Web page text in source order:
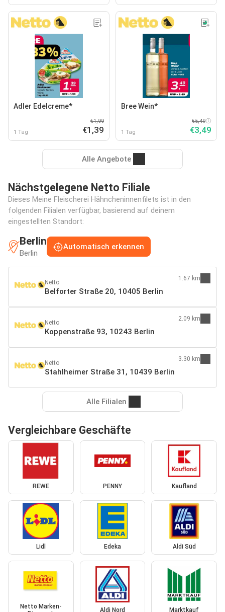
Adler Edelcreme*
1 Tag
€1,99
€1,39
Bree Wein*
1 Tag
€5,49
€3,49
Alle Angebote
Nächstgelegene Netto Filiale
Dieses Meine Fleischerei Hähncheninnenfilets ist in den
folgenden Filialen verfügbar, basierend auf deinem
eingestellten Standort:
Berlin
Berlin
Automatisch erkennen
Netto
Belforter Straße 20, 10405 Berlin
1.67 km
Netto
Koppenstraße 93, 10243 Berlin
2.09 km
Netto
Stahlheimer Straße 31, 10439 Berlin
3.30 km
Alle Filialen
Vergleichbare Geschäfte
REWE PENNY Kaufland
Lidl Edeka Aldi Süd
Netto Marken-
Aldi Nord Marktkauf